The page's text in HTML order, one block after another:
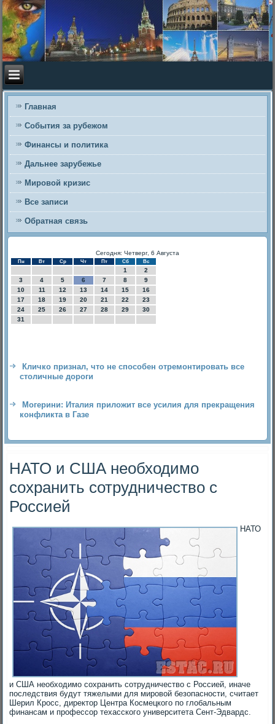
Главная
События за рубежом
Финансы и политика
Дальнее зарубежье
Мировой кризис
Все записи
Обратная связь
Сегодня: Четверг, 6 Августа
Пн Вт Ср Чт Пт Сб Вс
1
2
3
4 5 6 7 8
9
10
11 12 13 14 15
16
17
18 19 20 21 22
23
24
25 26 27 28 29
30
31
Кличко признал, что не способен отремонтировать все
столичные дороги
Могерини: Италия приложит все усилия для прекращения
конфликта в Газе
НАТО и США необходимо
сохранить сотрудничество с
Россией
НАТО
и США необходимо сохранить сотрудничество с Россией, иначе
последствия будут тяжелыми для мировой безопасности, считает
Шерил Кросс, директор Центра Космецкого по глобальным
финансам и профессор техасского университета Сент-Эдвардс.